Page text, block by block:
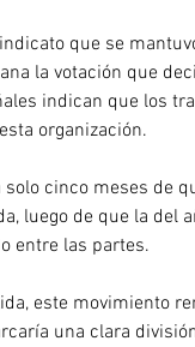
que se
la votación que
indican que los
organización.
cinco meses de
luego de que la del
entre las partes.
este movimiento
una clara